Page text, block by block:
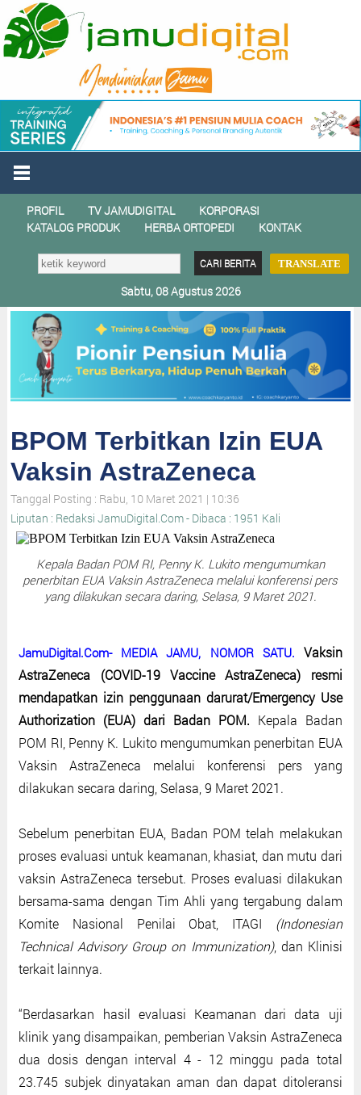
PROFIL TV JAMUDIGITAL
KORPORASI
KATALOG PRODUK
HERBA ORTOPEDI KONTAK
TRANSLATE
Sabtu, 08 Agustus 2026
BPOM Terbitkan Izin EUA
Vaksin AstraZeneca
Tanggal Posting : Rabu, 10 Maret 2021 | 10:36
Liputan : Redaksi JamuDigital.Com - Dibaca : 1951 Kali
Kepala Badan POM RI, Penny K. Lukito mengumumkan
penerbitan EUA Vaksin AstraZeneca melalui konferensi pers
yang dilakukan secara daring, Selasa, 9 Maret 2021.
JamuDigital.Com- MEDIA JAMU, NOMOR SATU. Vaksin
AstraZeneca (COVID-19 Vaccine AstraZeneca) resmi
mendapatkan izin penggunaan darurat/Emergency Use
Authorization (EUA) dari Badan POM. Kepala Badan
POM RI, Penny K. Lukito mengumumkan penerbitan EUA
Vaksin AstraZeneca melalui konferensi pers yang
dilakukan secara daring, Selasa, 9 Maret 2021.
Sebelum penerbitan EUA, Badan POM telah melakukan
proses evaluasi untuk keamanan, khasiat, dan mutu dari
vaksin AstraZeneca tersebut. Proses evaluasi dilakukan
bersama-sama dengan Tim Ahli yang tergabung dalam
Komite Nasional Penilai Obat, ITAGI (Indonesian
Technical Advisory Group on Immunization), dan Klinisi
terkait lainnya.
“Berdasarkan hasil evaluasi Keamanan dari data uji
klinik yang disampaikan, pemberian Vaksin AstraZeneca
dua dosis dengan interval 4 - 12 minggu pada total
23.745 subjek dinyatakan aman dan dapat ditoleransi